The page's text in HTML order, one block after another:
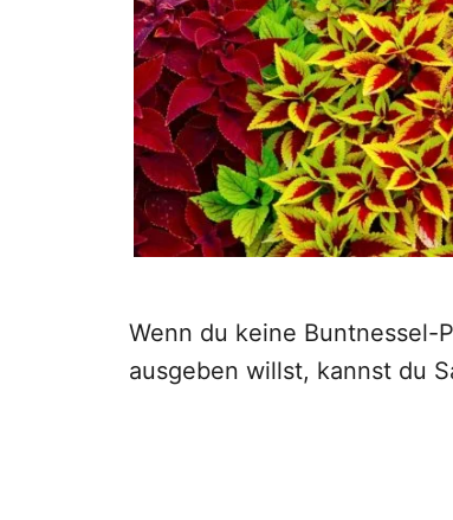
Wenn du keine Buntnessel-
ausgeben willst, kannst du